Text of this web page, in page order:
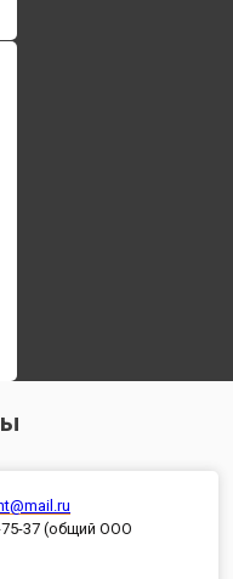
75-37 (общий ООО